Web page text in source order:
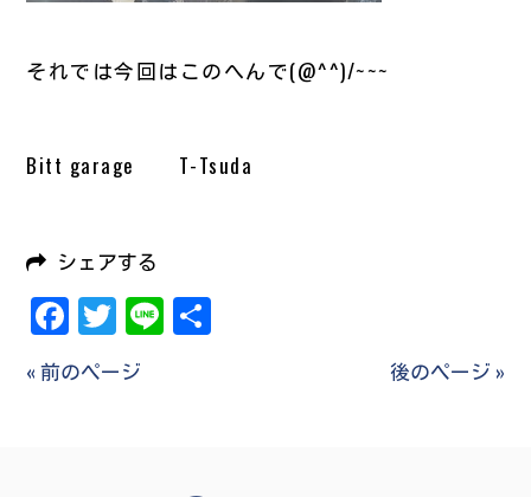
それでは今回はこのへんで(@^^)/~~~
Bitt garage T-Tsuda
シェアする
Facebook
Twitter
Line
« 前のページ 後のページ »